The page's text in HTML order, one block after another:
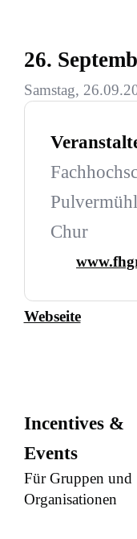
26.
Samstag,
Chur
Webseite
Incentives &
Events
Für Gruppen und
Organisationen